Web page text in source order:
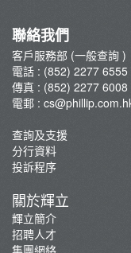
輝立保險/股票/期貨
新聞稿
聯絡我們
客戶服務部 (一般查詢 )
電話 : (852) 2277 6555
傳真 : (852) 2277 6008
電郵 :
查詢及支援
分行資料
投訴程序
關於輝立
輝立簡介
招聘人才
集團網絡